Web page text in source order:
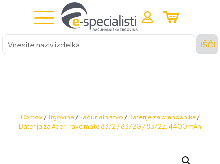
Vnesite
naziv
izdelka
IŠČI
Domov /Trgovina /Računalništvo /Baterije za prenosnike /
Baterija za Acer Travelmate 8372 / 8372G / 8372Z, 4400 mAh